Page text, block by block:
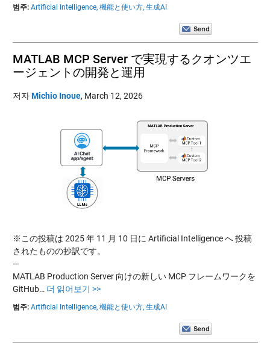
범주: Artificial Intelligence, 機能と使い方, 生成AI
MATLAB MCP Server で実現するクオンツエ
ージェントの開発と運用
저자Michio Inoue, March 12, 2026
※この投稿は 2025 年 11 月 10 日に Artificial Intelligence へ 投稿
されたものの抄訳です。
—
MATLAB Production Server 向けの新しい MCP フレームワークを
GitHub… 더 읽어보기 >>
범주: Artificial Intelligence, 機能と使い方, 生成AI